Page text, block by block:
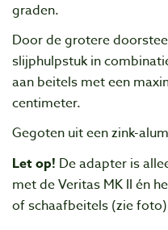
graden.
Door de grotere
slijphulpstuk in
aan beitels met een
centimeter.
Gegoten uit een zink-
Let op! De adapter is
met de Veritas MK II én
of schaafbeitels (zie